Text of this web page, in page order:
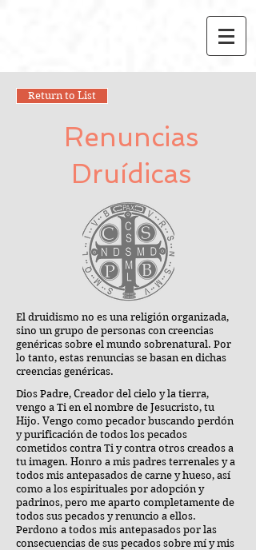
Return to List
Renuncias
Druídicas
El druidismo no es una religión organizada,
sino un grupo de personas con creencias
genéricas sobre el mundo sobrenatural. Por
lo tanto, estas renuncias se basan en dichas
creencias genéricas.
Dios Padre, Creador del cielo y la tierra,
vengo a Ti en el nombre de Jesucristo, tu
Hijo. Vengo como pecador buscando perdón
y purificación de todos los pecados
cometidos contra Ti y contra otros creados a
tu imagen. Honro a mis padres terrenales y a
todos mis antepasados ​​de carne y hueso, así
como a los espirituales por adopción y
padrinos, pero me aparto completamente de
todos sus pecados y renuncio a ellos.
Perdono a todos mis antepasados ​​por las
consecuencias de sus pecados sobre mí y mis